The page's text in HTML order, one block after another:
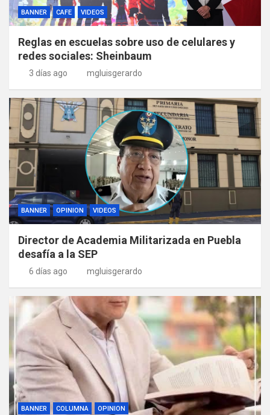
BANNER CAFE VIDEOS
Reglas en escuelas sobre uso de celulares y
redes sociales: Sheinbaum
3 días ago mgluisgerardo
BANNER OPINION VIDEOS
Director de Academia Militarizada en Puebla
desafía a la SEP
6 días ago mgluisgerardo
BANNER COLUMNA OPINION